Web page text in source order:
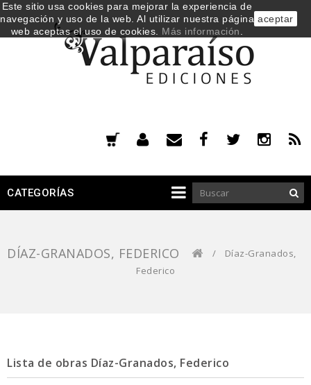
CATEGORÍAS
DÍAZ-GRANADOS, FEDERICO /
Díaz-Granados,
Federico
Lista de obras Díaz-Granados, Federico
Este sitio usa cookies para mejorar la experiencia de
navegación y uso de la web. Al utilizar nuestra página
web aceptas el uso de cookies. Más información
aceptar